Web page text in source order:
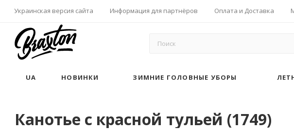
Украинская версия сайта Информация для партнёров Оплата и Доставка
UA НОВИНКИ ЗИМНИЕ ГОЛОВНЫЕ УБОРЫ
Канотье с красной тульей (1749)